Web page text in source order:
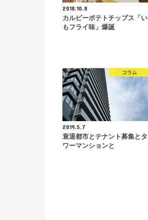
2018.10.8
カルビーポテトチップス「い
もフライ味」爆誕
コラム
2019.5.7
衰退都市とテナント募集とタ
ワーマンションと